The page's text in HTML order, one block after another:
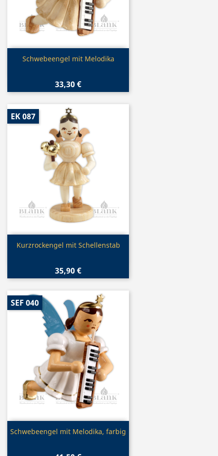
Vorschau
Schwebeengel mit Melodika
33,30 €
Vorschau
Kurzrockengel mit Schellenstab
35,90 €
EK 087
Vorschau
Schwebeengel mit Melodika, farbig
SEF 040